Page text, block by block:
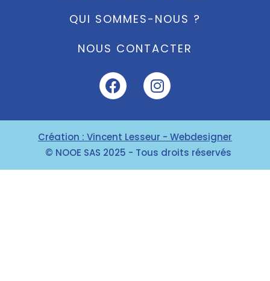
QUI SOMMES-NOUS ?
NOUS CONTACTER
Création : Vincent Lesseur - Webdesigner
© NOOE SAS 2025 - Tous droits réservés